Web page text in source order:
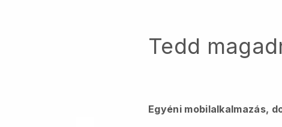
Tedd
Egyéni mobilalkalmazás,